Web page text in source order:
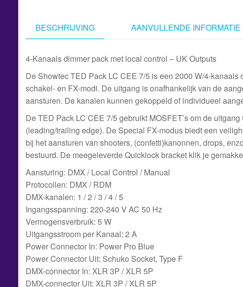
BESCHRIJVING AANVULLENDE INFORMATIE
4-Kanaals dimmer pack met local control – UK Outputs
De Showtec TED Pack LC CEE 7/5 is een 2000 W/4-
schakel- en FX-modi. De uitgang is onafhankelijk van de
aansturen. De kanalen kunnen gekoppeld of individueel
De TED Pack LC CEE 7/5 gebruikt MOSFET’s om de
(leading/trailing edge). De Special FX-modus biedt een
bij het aansturen van shooters, (confetti)kanonnen, drops,
bestuurd. De meegeleverde Quicklock bracket klik je
Aansturing: DMX / Local Control / Manual
Protocollen: DMX / RDM
DMX-kanalen: 1 / 2 / 3 / 4 / 5
Ingangsspanning: 220-240 V AC 50 Hz
Vermogensverbruik: 5 W
Uitgangsstroom per Kanaal: 2 A
Power Connector In: Power Pro Blue
Power Connector Uit: Schuko Socket, Type F
DMX-connector In: XLR 3P / XLR 5P
DMX-connector Uit: XLR 3P / XLR 5P